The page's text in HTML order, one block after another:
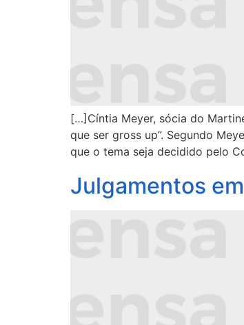
[…]Cíntia Meyer, sócia do
que ser gross up”. Segundo
que o tema seja decidido pelo
Julgamentos